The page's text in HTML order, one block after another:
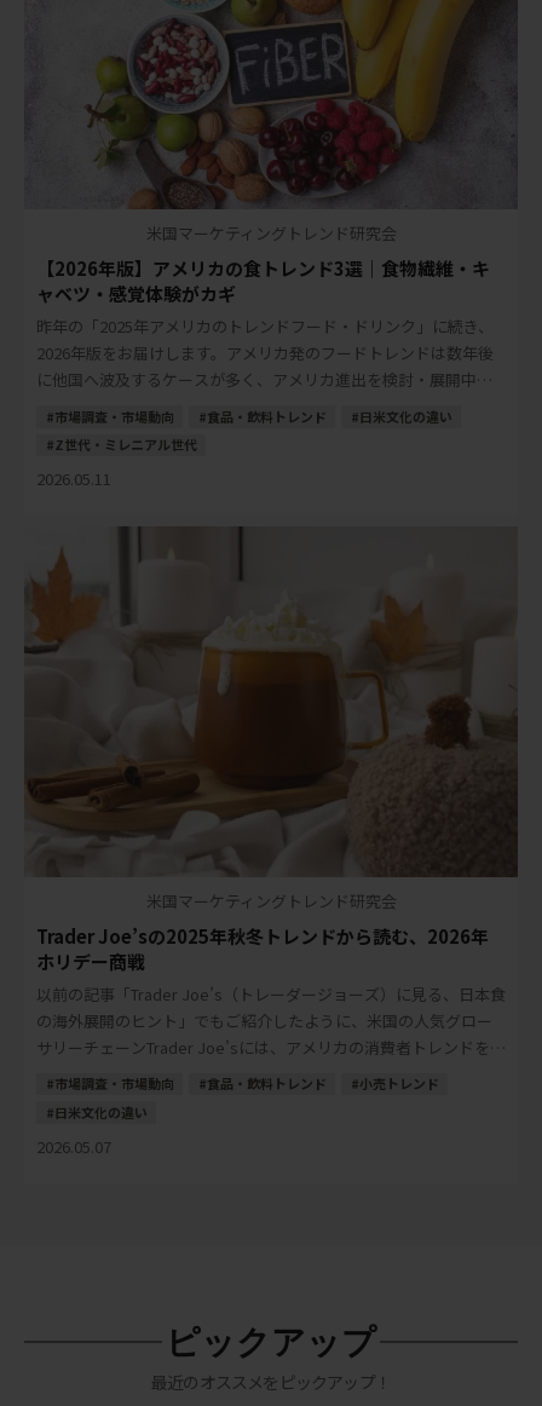
米国マーケティングトレンド研究会
【2026年版】アメリカの食トレンド3選｜食物繊維・キ
ャベツ・感覚体験がカギ
昨年の「2025年アメリカのトレンドフード・ドリンク」に続き、
2026年版をお届けします。アメリカ発のフードトレンドは数年後
に他国へ波及するケースが多く、アメリカ進出を検討・展開中の
日本の食品・飲料メーカーにとって、先読 […]
市場調査・市場動向 食品・飲料トレンド
日米文化の違い
Z世代・ミレニアル世代
2026.05.11
米国マーケティングトレンド研究会
Trader Joe’sの2025年秋冬トレンドから読む、2026年
ホリデー商戦
以前の記事「Trader Joe’s（トレーダージョーズ）に見る、日本食
の海外展開のヒント」でもご紹介したように、米国の人気グロー
サリーチェーンTrader Joe’sには、アメリカの消費者トレンドを読
み解くヒントが多く […]
市場調査・市場動向 食品・飲料トレンド
小売トレンド
日米文化の違い
2026.05.07
ピックアップ
最近のオススメをピックアップ！